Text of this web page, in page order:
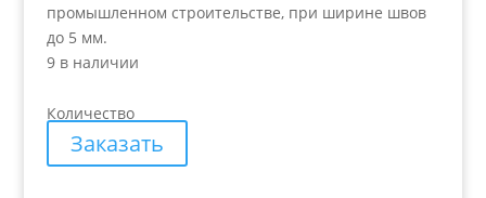
промышленном строительстве, при ширине швов
до 5 мм.
9 в наличии
Количество
Заказать